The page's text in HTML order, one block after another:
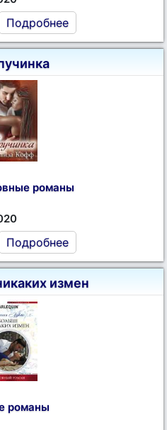
Подробнее
романы
Подробнее
измен
романы